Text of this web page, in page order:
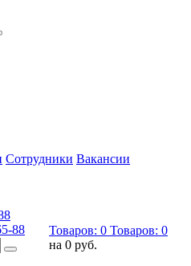
Сотрудники Вакансии
88 Товаров: 0 Товаров: 0
на 0 руб.